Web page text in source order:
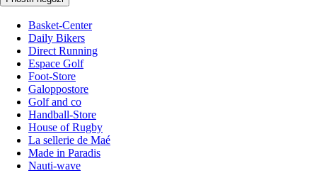
Basket-Center
Daily Bikers
Direct Running
Espace Golf
Foot-Store
Galoppostore
Golf and co
Handball-Store
House of Rugby
La sellerie de Maé
Made in Paradis
Nauti-wave